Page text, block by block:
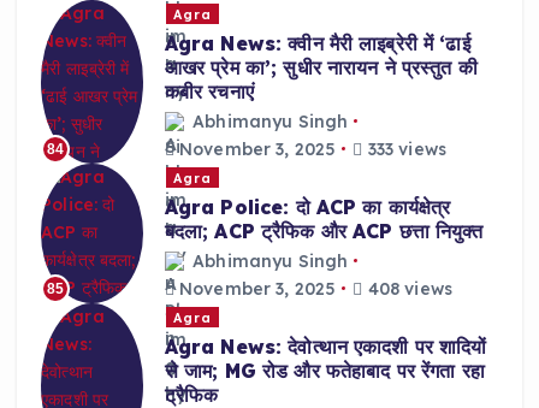
84
Agra
Agra News: क्वीन मैरी लाइब्रेरी में ‘ढाई
आखर प्रेम का’; सुधीर नारायन ने प्रस्तुत की
कबीर रचनाएं
Abhimanyu Singh
November 3, 2025
333 views
85
Agra
Agra Police: दो ACP का कार्यक्षेत्र
बदला; ACP ट्रैफिक और ACP छत्ता नियुक्त
Abhimanyu Singh
November 3, 2025
408 views
Agra
Agra News: देवोत्थान एकादशी पर शादियों
से जाम; MG रोड और फतेहाबाद पर रेंगता रहा
ट्रैफिक